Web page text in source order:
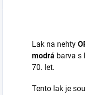
Lak na nehty
modrá barva s
70. let.
Tento lak je